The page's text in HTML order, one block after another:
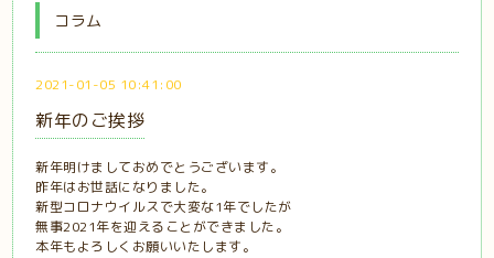
コラム
2021-01-05 10:41:00
新年のご挨拶
新年明けましておめでとうございます。
昨年はお世話になりました。
新型コロナウイルスで大変な1年でしたが
無事2021年を迎えることができました。
本年もよろしくお願いいたします。